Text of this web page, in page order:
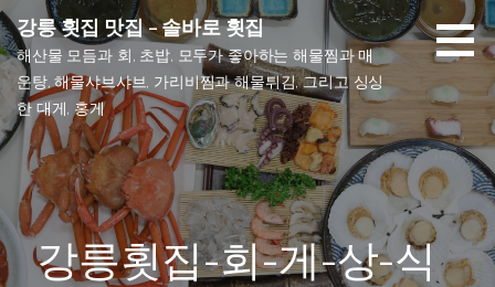
Skip
to
content
강릉 횟집 맛집 - 솔바로 횟집
해산물 모듬과 회, 초밥, 모두가 좋아하는 해물찜과 매
운탕, 해물샤브샤브, 가리비찜과 해물튀김, 그리고 싱싱
한 대게, 홍게
강릉횟집-회-게-상-식